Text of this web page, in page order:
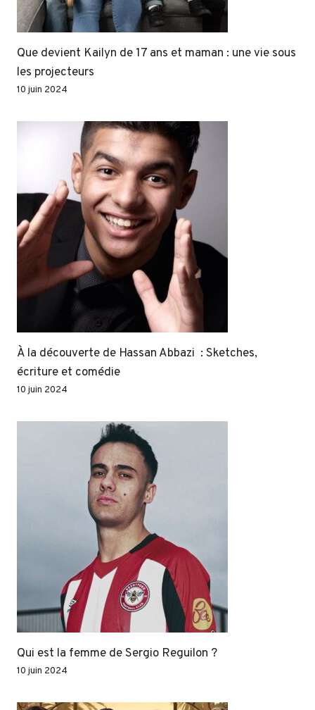
Que devient Kailyn de 17 ans et maman : une vie sous
les projecteurs
10 juin 2024
À la découverte de Hassan Abbazi : Sketches,
écriture et comédie
10 juin 2024
Qui est la femme de Sergio Reguilon ?
10 juin 2024